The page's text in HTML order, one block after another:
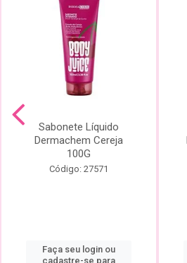
Sabonete Líquido
Dermachem Cereja
100G
Código: 27571
Faça seu login ou
cadastre-se para